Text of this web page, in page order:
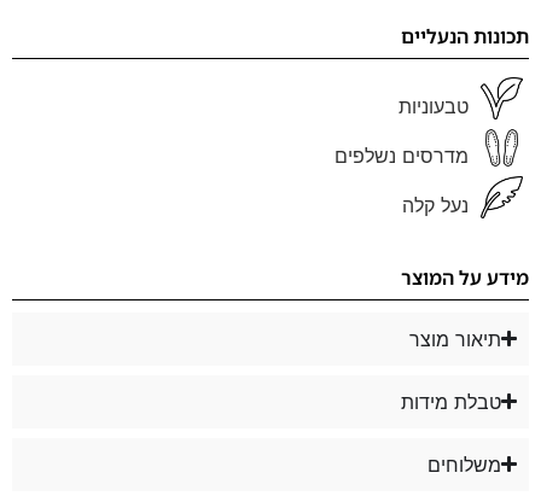
תכונות הנעליים
טבעוניות
מדרסים נשלפים
נעל קלה
מידע על המוצר
תיאור מוצר
טבלת מידות
משלוחים